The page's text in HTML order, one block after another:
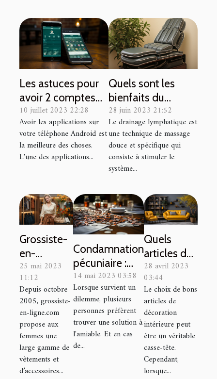
de gain
Les astuces pour
avoir 2 comptes
WhatsApp sur un
même Android
avec
GBWhatsAPP
10 juillet 2023 22:28
Avoir les applications sur
votre téléphone Android est
la meilleure des choses.
L'une des applications...
Quels sont les
bienfaits du
drainage
lymphatique ?
28 juin 2023 21:52
Le drainage lymphatique est
une technique de massage
douce et spécifique qui
consiste à stimuler le
système...
Grossiste-
en-
ligne.com :
le site qui
vous
propose
des articles
de mode
féminine
de haute
25 mai 2023
11:12
Depuis octobre
2005, grossiste-
en-ligne.com
propose aux
femmes une
large gamme de
vêtements et
d’accessoires...
Condamnation
pécuniaire :
définition,
formes et
modes de
paiement
14 mai 2023 03:58
Lorsque survient un
dilemme, plusieurs
personnes préfèrent
trouver une solution à
l'amiable. Et en cas
de...
Quels
articles de
décoration
intérieure
choisir ?
28 avril 2023
03:44
Le choix de bons
articles de
décoration
intérieure peut
être un véritable
casse-tête.
Cependant,
lorsque...